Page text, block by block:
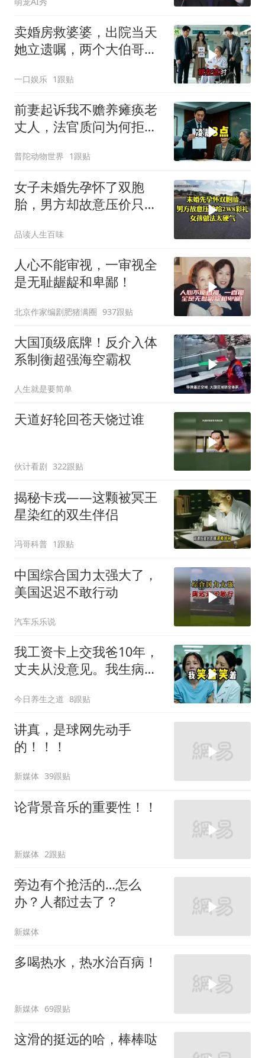
卖婚房救婆婆，出院当天
她立遗嘱，两个大伯哥傻
一口娱乐 1跟贴
前妻起诉我不赡养瘫痪老
丈人，法官质问为何拒不
普陀动物世界 1跟贴
女子未婚先孕怀了双胞
胎，男方却故意压价只给
品读人生百味
人心不能审视，一审视全
是无耻龌龊和卑鄙！
北京作家编剧肥猪满圈 937跟贴
大国顶级底牌！反介入体
系制衡超强海空霸权
人生就是要简单
天道好轮回苍天饶过谁
伙计看剧 322跟贴
揭秘卡戎——这颗被冥王
星染红的双生伴侣
冯哥科普 1跟贴
中国综合国力太强大了，
美国迟迟不敢行动
汽车乐乐说
我工资卡上交我爸10年，
丈夫从没意见。我生病住
今日养生之道 8跟贴
讲真，是球网先动手
的！！！
新媒体 39跟贴
论背景音乐的重要性！！
新媒体 2跟贴
旁边有个抢活的…怎么
办？人都过去了？
新媒体
多喝热水，热水治百病！
新媒体 69跟贴
这滑的挺远的哈，棒棒哒